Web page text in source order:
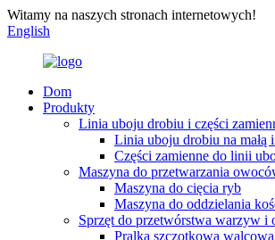
Witamy na naszych stronach internetowych!
English
Dom
Produkty
Linia uboju drobiu i części
Linia uboju drobiu na małą
Części zamienne do linii
Maszyna do przetwarzania
Maszyna do cięcia ryb
Maszyna do oddzielania
Sprzęt do przetwórstwa warzyw i
Pralka szczotkowa walcowa